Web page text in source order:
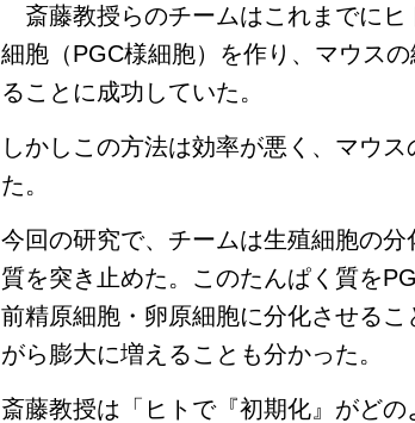
斎藤教授らのチームはこれまでにヒ
細胞（PGC様細胞）を作り、マウス
ることに成功していた。
しかしこの方法は効率が悪く、マウ
た。
今回の研究で、チームは生殖細胞の
質を突き止めた。このたんぱく質を
前精原細胞・卵原細胞に分化させる
がら膨大に増えることも分かった。
斎藤教授は「ヒトで『初期化』がど